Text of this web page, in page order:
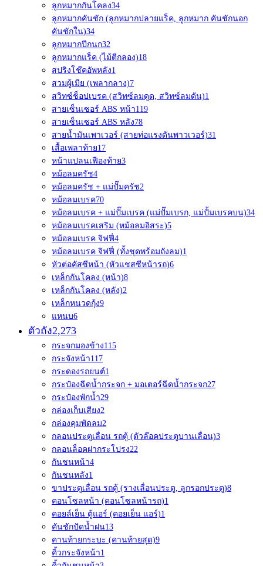
ลูกหมากกันโคลง34
ลูกหมากคันชัก (ลูกหมากปลายแร็ค, ลูกหมาก คันชักนอก
คันชักใน)34
ลูกหมากปีกนก32
ลูกหมากแร็ค (ไม้ตีกลอง)18
สปริงโช๊คอัพหลัง1
สวมผู้เมีย (เพลากลาง)7
สวิทซ์ช็อปเบรค (สวิทซ์ลมดูด, สวิทซ์ลมดัน)1
สายเซ็นเซอร์ ABS หน้า119
สายเซ็นเซอร์ ABS หลัง78
สายน้ำมันเพาเวอร์ (สายท่อแรงดันพาวเวอร์)31
เสื้อเพลาท้าย17
หน้าแปลนเฟืองท้าย3
หม้อลมครัช4
หม้อลมครัช + แม่ปั๊มครัช2
หม้อลมเบรค70
หม้อลมเบรค + แม่ปั๊มเบรค (แม่ปั๊มเบรก, แม่ปั้มเบรคบน)34
หม้อลมเบรคเสริม (หม้อลมอิสระ)5
หม้อลมเบรค จิฟฟี่4
หม้อลมเบรค จิฟฟี่ (ทั้งชุดพร้อมถังลม)1
หัวต่อคัสซีหน้า (หัวแชสซีหน้ารถ)6
เหล็กกันโคลง (หน้า)8
เหล็กกันโคลง (หลัง)2
เหล็กหนวดกุ้ง9
แหนบ6
ตัวถัง2,273
กระจกมองข้าง115
กระจังหน้า117
กระดองรถยนต์1
กระป๋องฉีดน้ำกระจก + มอเตอร์ฉีดน้ำกระจก27
กระป๋องพักน้ำ29
กล่องเก็บเสียง2
กล่องคุมพัดลม2
กลอนประตูเลื่อน รถตู้ (ตัวล๊อคประตูบานเลื่อน)3
กลอนล็อคฝากระโปรง22
กันชนหน้า4
กันชนหลัง1
ขาประตูเลื่อน รถตู้ (รางเลื่อนประตู, ลูกรอกประตู)8
คอนโซลหน้า (คอนโซลหน้ารถ)1
คอยล์เย็น ตู้แอร์ (คอยเย็น แอร์)1
คันชักปัดน้ำฝน13
คานท้ายกระบะ (คานท้ายสุด)9
คิ้วกระจังหน้า1